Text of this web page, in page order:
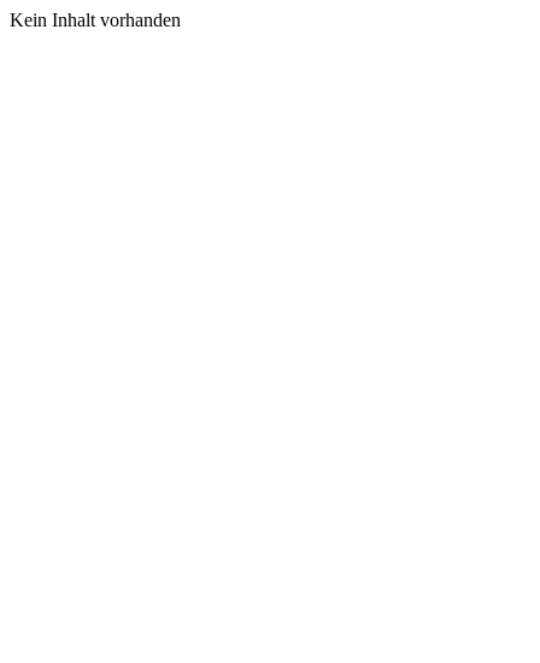
Kein Inhalt vorhanden